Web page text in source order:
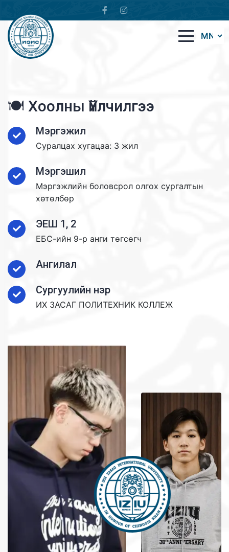
🍽️ Хоолны Үйлчилгээ
Мэргэжил
Суралцах хугацаа: 3 жил
Мэргэшил
Мэргэжлийн боловсрол олгох сургалтын
хөтөлбөр
ЭЕШ 1, 2
ЕБС-ийн 9-р анги төгсөгч
Ангилал
Сургуулийн нэр
ИХ ЗАСАГ ПОЛИТЕХНИК КОЛЛЕЖ